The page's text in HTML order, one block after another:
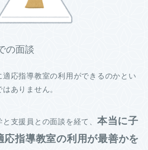
の面談
応指導教室の利用ができるのかとい
ありません。
支援員との面談を経て、 本当に子
応指導教室の利用が最善かを